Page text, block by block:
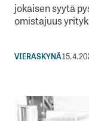
jokaisen syytä
omistajuus
VIERASKYNÄ